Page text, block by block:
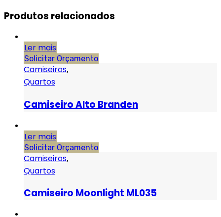
Produtos relacionados
Ler mais
Solicitar Orçamento
Camiseiros,
Quartos
Camiseiro Alto Branden
Ler mais
Solicitar Orçamento
Camiseiros,
Quartos
Camiseiro Moonlight ML035